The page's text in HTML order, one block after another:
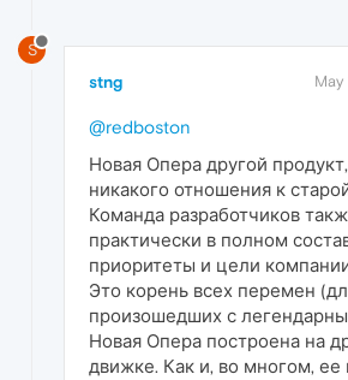
S
stng May
@redboston
Новая Опера другой
никакого отношения к
Команда разработчиков
практически в полном
приоритеты и цели
Это корень всех перемен
произошедших с
Новая Опера построена на
движке. Как и, во многом, ее